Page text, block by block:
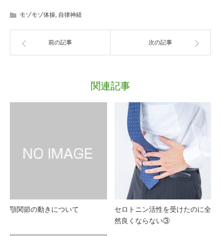
モゾモゾ体操, 自律神経
前の記事 次の記事
関連記事
顎関節の動きについて
セロトニン活性を受けたのに全
然良くならない③